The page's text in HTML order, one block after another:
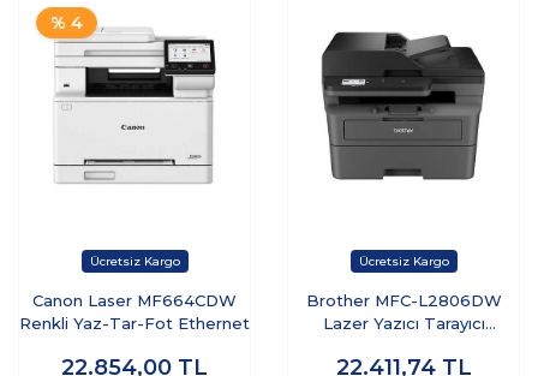
% 4
Canon Laser MF664CDW
Renkli Yaz-Tar-Fot Ethernet
22.854,00 TL
Brother MFC-L2806DW
Lazer Yazıcı Tarayıcı
Usb/ethernet/wıfı A4 (3 Tam
22.411,74 TL